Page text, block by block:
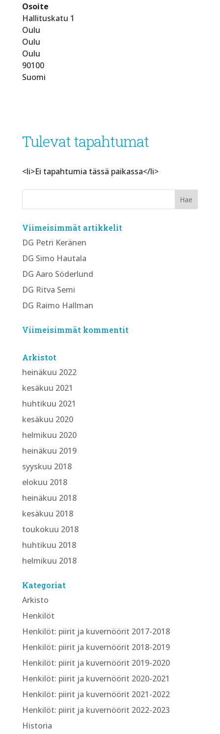
Osoite
Hallituskatu 1
Oulu
Oulu
Oulu
90100
Suomi
Tulevat tapahtumat
<li>Ei tapahtumia tässä paikassa</li>
Viimeisimmät artikkelit
DG Petri Keränen
DG Simo Hautala
DG Aaro Söderlund
DG Ritva Semi
DG Raimo Hallman
Viimeisimmät kommentit
Arkistot
heinäkuu 2022
kesäkuu 2021
huhtikuu 2021
kesäkuu 2020
helmikuu 2020
heinäkuu 2019
syyskuu 2018
elokuu 2018
heinäkuu 2018
kesäkuu 2018
toukokuu 2018
huhtikuu 2018
helmikuu 2018
Kategoriat
Arkisto
Henkilöt
Henkilöt: piirit ja kuvernöörit 2017-2018
Henkilöt: piirit ja kuvernöörit 2018-2019
Henkilöt: piirit ja kuvernöörit 2019-2020
Henkilöt: piirit ja kuvernöörit 2020-2021
Henkilöt: piirit ja kuvernöörit 2021-2022
Henkilöt: piirit ja kuvernöörit 2022-2023
Historia